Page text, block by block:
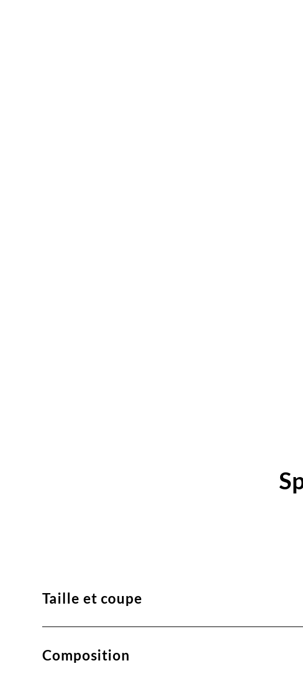
Taille et coupe
Composition